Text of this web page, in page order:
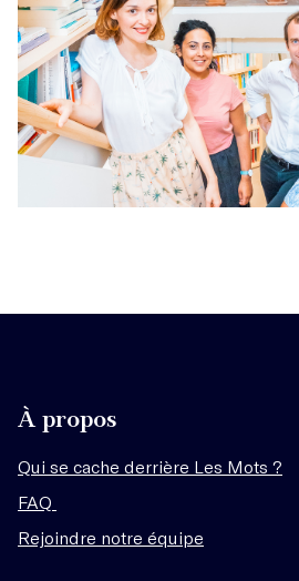
À propos
Qui se cache derrière Les Mots ?
FAQ
Rejoindre notre équipe